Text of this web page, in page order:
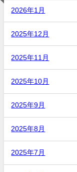
2026年1月
2025年12月
2025年11月
2025年10月
2025年9月
2025年8月
2025年7月